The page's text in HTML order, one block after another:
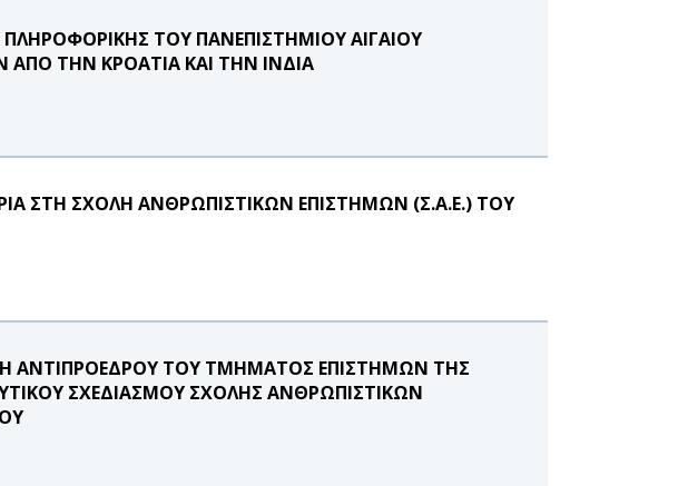
ΤΟΥ ΠΑΝΕΠΙΣΤΗΜΙΟΥ ΑΙΓΑΙΟΥ
ΤΗΝ ΚΡΟΑΤΙΑ ΚΑΙ ΤΗΝ ΙΝΔΙΑ
ΣΤΗ ΣΧΟΛΗ ΑΝΘΡΩΠΙΣΤΙΚΩΝ ΕΠΙΣΤΗΜΩΝ (Σ.Α.Ε.) ΤΟΥ
ΑΝΤΙΠΡΟΕΔΡΟΥ ΤΟΥ ΤΜΗΜΑΤΟΣ ΕΠΙΣΤΗΜΩΝ ΤΗΣ
ΣΧΕΔΙΑΣΜΟΥ ΣΧΟΛΗΣ ΑΝΘΡΩΠΙΣΤΙΚΩΝ